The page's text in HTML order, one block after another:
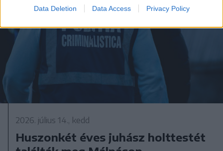
Data Deletion Data Access Privacy Policy
2026. július 14., kedd
Huszonkét éves juhász holttestét